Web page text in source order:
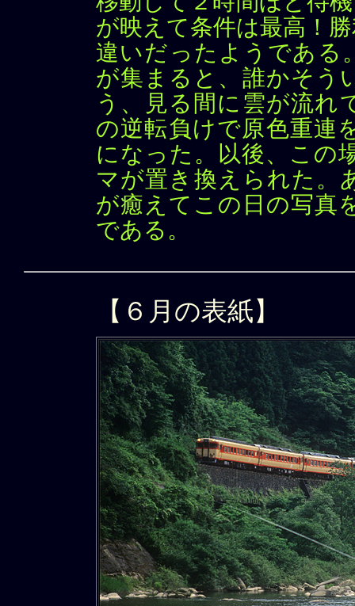
が映えて条件は最高！
違いだったようである
が集まると、誰かそう
う、見る間に雲が流れ
の逆転負けで原色重連
になった。以後、この
マが置き換えられた。
が癒えてこの日の写真
である。
【６月の表紙】